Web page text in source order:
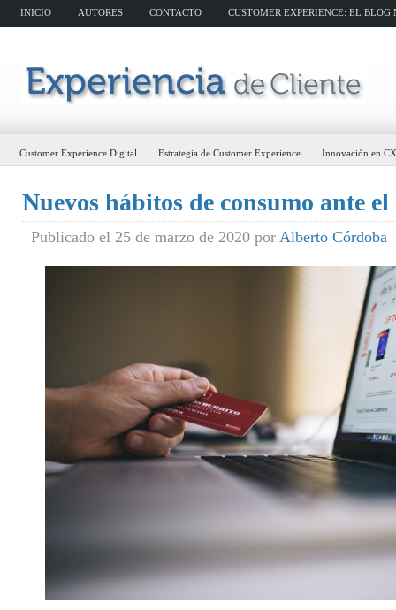
INICIO AUTORES CONTACTO CUSTOMER EXPERIENCE: EL
Customer Experience Digital Estrategia de Customer Experience Innovación en CX
Nuevos hábitos de consumo ante
Publicado el 25 de marzo de 2020 por Alberto Córdoba